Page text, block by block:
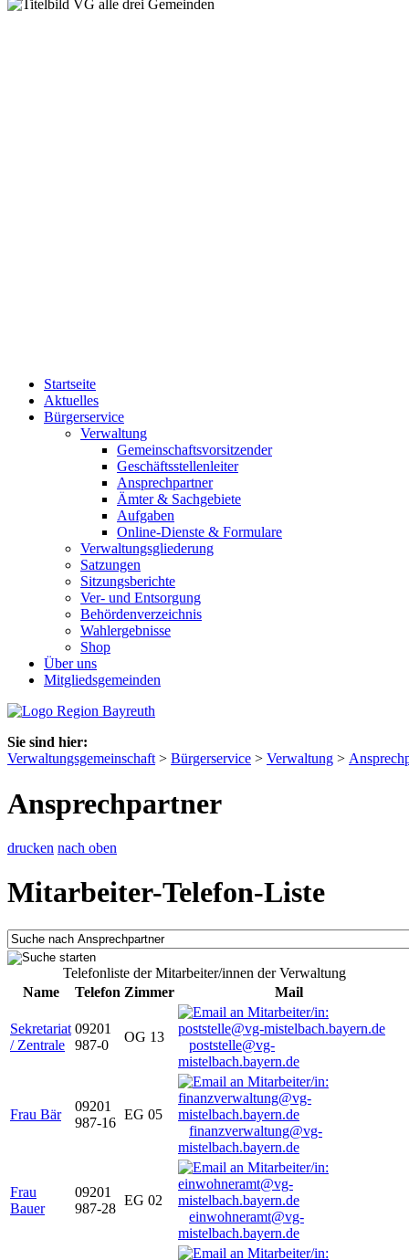
Startseite
Aktuelles
Bürgerservice
Verwaltung
Gemeinschaftsvorsitzender
Geschäftsstellenleiter
Ansprechpartner
Ämter & Sachgebiete
Aufgaben
Online-Dienste & Formulare
Verwaltungsgliederung
Satzungen
Sitzungsberichte
Ver- und Entsorgung
Behördenverzeichnis
Wahlergebnisse
Shop
Über uns
Mitgliedsgemeinden
Sie sind hier:
Verwaltungsgemeinschaft > Bürgerservice > Verwaltung >
Ansprechpartner
drucken nach oben
Mitarbeiter-Telefon-Liste
Telefonliste der Mitarbeiter/innen der Verwaltung
Name
Telefon Zimmer Mail
Sekretariat
/ Zentrale
09201
987-0
OG 13
poststelle@vg-
mistelbach.bayern.de
Frau Bär
09201
987-16
EG 05
finanzverwaltung@vg-
mistelbach.bayern.de
Frau
Bauer
09201
987-28
EG 02
einwohneramt@vg-
mistelbach.bayern.de